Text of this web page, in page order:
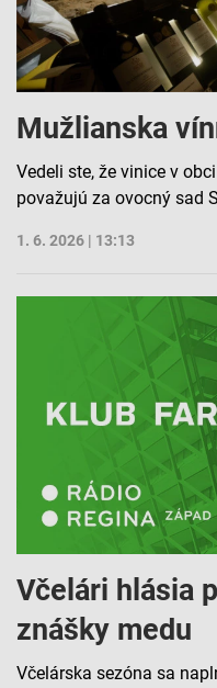
Mužlianska
Vedeli ste, že vinice v
považujú za ovocný sad
1. 6. 2026 | 13:13
Včelári hlásia
znášky medu
Včelárska sezóna sa